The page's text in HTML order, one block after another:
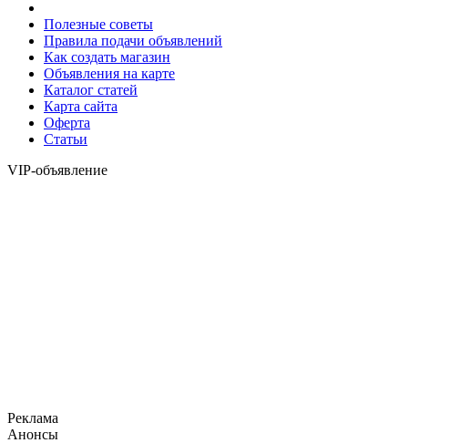
Полезные советы
Правила подачи объявлений
Как создать магазин
Объявления на карте
Каталог статей
Карта сайта
Оферта
Статьи
VIP-объявление
Реклама
Анонсы